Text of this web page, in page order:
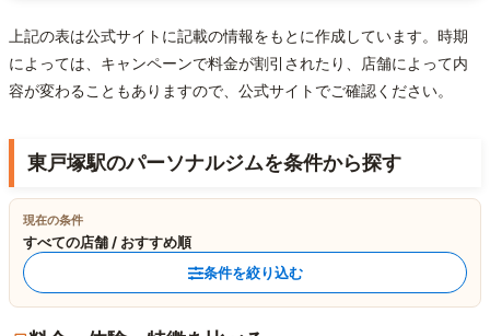
上記の表は公式サイトに記載の情報をもとに作成しています。時期
によっては、キャンペーンで料金が割引されたり、店舗によって内
容が変わることもありますので、公式サイトでご確認ください。
東戸塚駅のパーソナルジムを条件から探す
現在の条件
すべての店舗 / おすすめ順
条件を絞り込む